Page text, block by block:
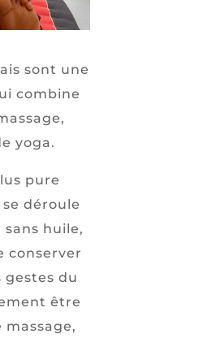
sont une
combine
yoga.
pure
déroule
huile,
conserver
gestes du
être